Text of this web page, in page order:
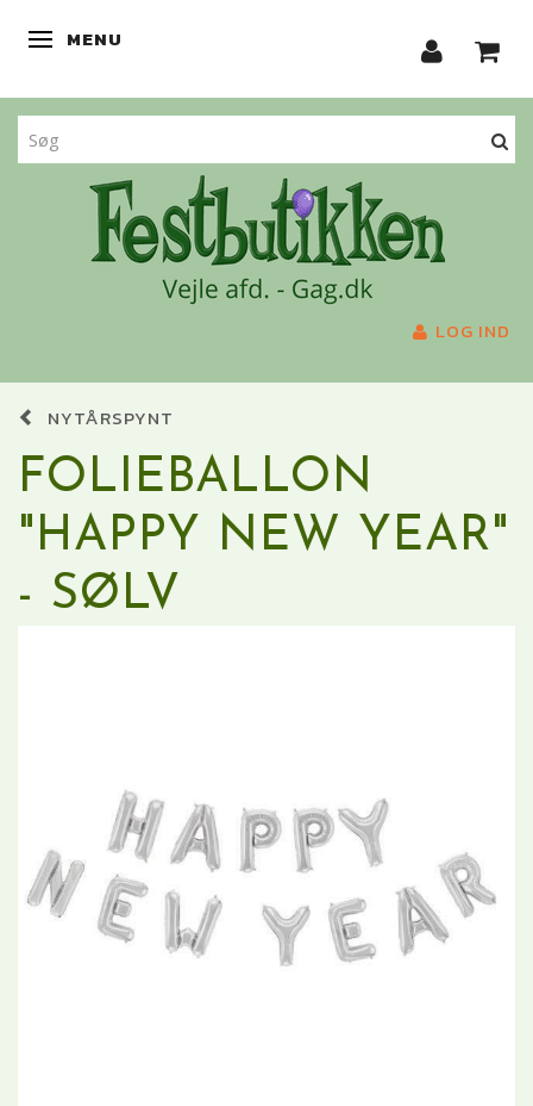
SKIFTE NAVIGATION
MENU
LOG IND
NYTÅRSPYNT
FOLIEBALLON
"HAPPY NEW YEAR"
- SØLV